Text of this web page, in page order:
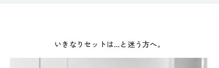
1本ずつ試したい方へ
いきなりセットは…と迷う方へ。